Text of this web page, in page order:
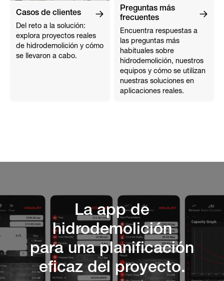
Casos de clientes
Del reto a la solución:
explora proyectos reales
de hidrodemolición y cómo
se llevaron a cabo.
Preguntas más
frecuentes
Encuentra respuestas a
las preguntas más
habituales sobre
hidrodemolición, nuestros
equipos y cómo se utilizan
nuestras soluciones en
aplicaciones reales.
La app de
hidrodemolición
para una planificación
eficaz del proyecto.